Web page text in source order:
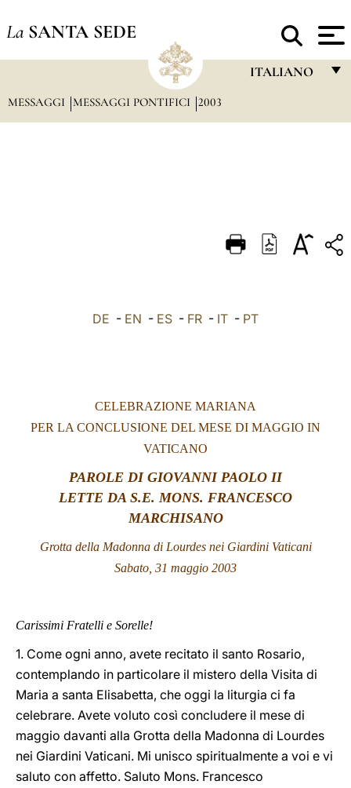
La SANTA SEDE
ITALIANO
DEUTSCH
العربيّة
MESSAGGI MESSAGGI PONTIFICI 2003
DE - EN - ES - FR - IT - PT
CELEBRAZIONE MARIANA
PER LA CONCLUSIONE DEL MESE DI MAGGIO IN
VATICANO
PAROLE DI GIOVANNI PAOLO II
LETTE DA S.E. MONS. FRANCESCO
MARCHISANO
Grotta della Madonna di Lourdes nei Giardini Vaticani
Sabato, 31 maggio 2003
Carissimi Fratelli e Sorelle!
1. Come ogni anno, avete recitato il santo Rosario,
contemplando in particolare il mistero della Visita di
Maria a santa Elisabetta, che oggi la liturgia ci fa
celebrare. Avete voluto così concludere il mese di
maggio davanti alla Grotta della Madonna di Lourdes
nei Giardini Vaticani. Mi unisco spiritualmente a voi e vi
saluto con affetto. Saluto Mons. Francesco